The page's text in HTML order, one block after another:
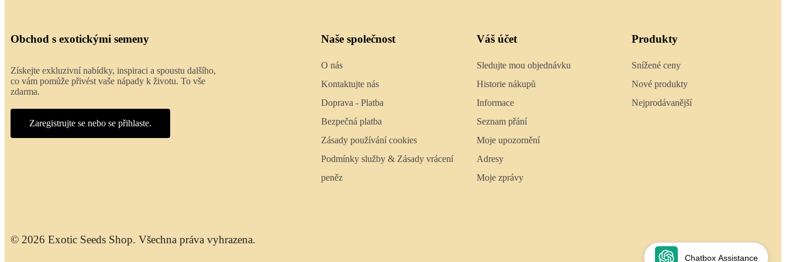
Chatbox Assistance
Obchod s exotickými semeny
Získejte exkluzivní nabídky, inspiraci a spoustu dalšího,
co vám pomůže přivést vaše nápady k životu. To vše
zdarma.
Zaregistrujte se nebo se přihlaste.
Naše společnost
O nás
Kontaktujte nás
Doprava - Platba
Bezpečná platba
Zásady používání cookies
Podmínky služby & Zásady vrácení
peněz
Váš účet
Sledujte mou objednávku
Historie nákupů
Informace
Seznam přání
Moje upozornění
Adresy
Moje zprávy
Produkty
Snížené ceny
Nové produkty
Nejprodávanější
© 2026 Exotic Seeds Shop. Všechna práva vyhrazena.